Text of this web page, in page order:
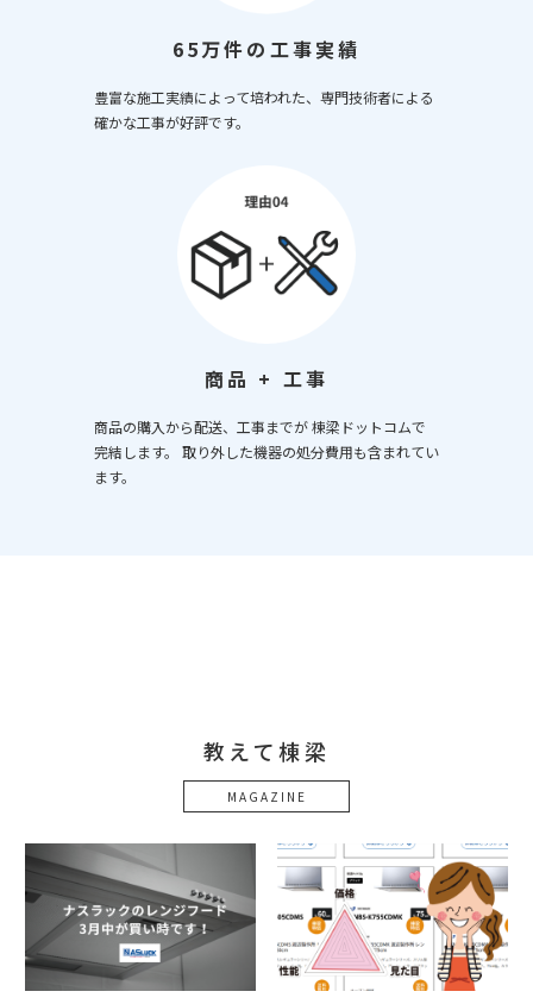
65万件の工事実績
豊富な施工実績によって培われた、専門技術者による
確かな工事が好評です。
商品 + 工事
商品の購入から配送、工事までが 棟梁ドットコムで
完結します。 取り外した機器の処分費用も含まれてい
ます。
教えて棟梁
MAGAZINE